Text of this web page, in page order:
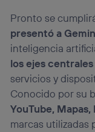
Pronto se
presentó a
inteligencia
los ejes centrales
servicios y
Conocido por su
YouTube,
marcas utilizadas